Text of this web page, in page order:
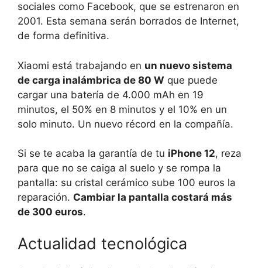
sociales como Facebook, que se estrenaron en
2001. Esta semana serán borrados de Internet,
de forma definitiva.
Xiaomi está trabajando en un nuevo sistema
de carga inalámbrica de 80 W que puede
cargar una batería de 4.000 mAh en 19
minutos, el 50% en 8 minutos y el 10% en un
solo minuto. Un nuevo récord en la compañía.
Si se te acaba la garantía de tu iPhone 12, reza
para que no se caiga al suelo y se rompa la
pantalla: su cristal cerámico sube 100 euros la
reparación. Cambiar la pantalla costará más
de 300 euros.
Actualidad tecnológica